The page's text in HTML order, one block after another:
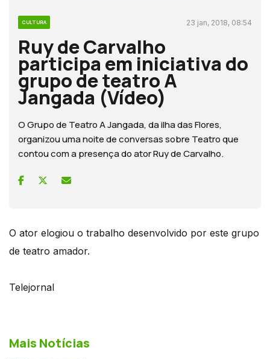
CULTURA 23 jan, 2018, 08:54
Ruy de Carvalho
participa em iniciativa do
grupo de teatro A
Jangada (Vídeo)
O Grupo de Teatro A Jangada, da ilha das Flores,
organizou uma noite de conversas sobre Teatro que
contou com a presença do ator Ruy de Carvalho.
O ator elogiou o trabalho desenvolvido por este grupo
de teatro amador.
Telejornal
Mais Notícias